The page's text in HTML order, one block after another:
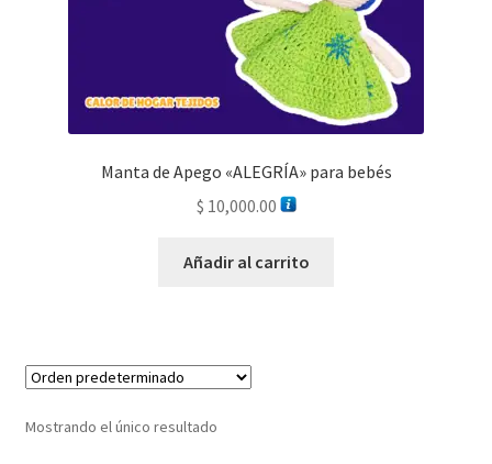
Manta de Apego «ALEGRÍA» para bebés
$ 10,000.00
Añadir al carrito
Mostrando el único resultado